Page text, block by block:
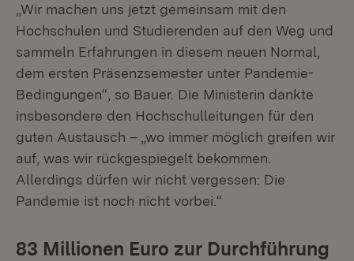
„Wir machen uns jetzt gemeinsam mit den
Hochschulen und Studierenden auf den Weg und
sammeln Erfahrungen in diesem neuen Normal,
dem ersten Präsenz­semes­ter unter Pandemie-
Bedingungen“, so Bauer. Die Ministerin dankte
insbesondere den Hochschulleitungen für den
guten Austausch – „wo immer möglich greifen wir
auf, was wir rückgespiegelt bekommen.
Allerdings dürfen wir nicht vergessen: Die
Pandemie ist noch nicht vorbei.“
83 Millionen Euro zur Durchführung